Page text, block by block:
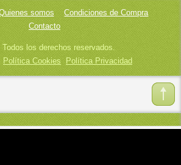
somos
Condiciones de Compra
Contacto
los derechos reservados.
Política Cookies Política Privacidad